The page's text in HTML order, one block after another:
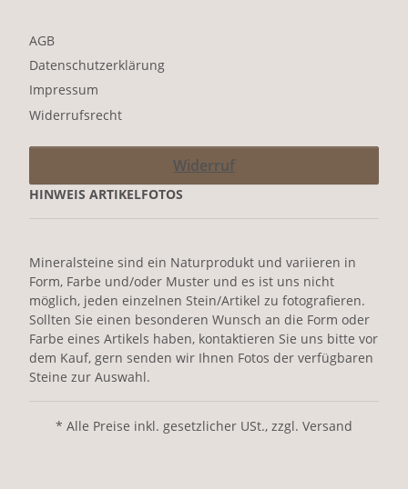
AGB
Datenschutzerklärung
Impressum
Widerrufsrecht
Widerruf
HINWEIS ARTIKELFOTOS
Mineralsteine sind ein Naturprodukt und variieren in
Form, Farbe und/oder Muster und es ist uns nicht
möglich, jeden einzelnen Stein/Artikel zu fotografieren.
Sollten Sie einen besonderen Wunsch an die Form oder
Farbe eines Artikels haben, kontaktieren Sie uns bitte vor
dem Kauf, gern senden wir Ihnen Fotos der verfügbaren
Steine zur Auswahl.
* Alle Preise inkl. gesetzlicher USt., zzgl. Versand